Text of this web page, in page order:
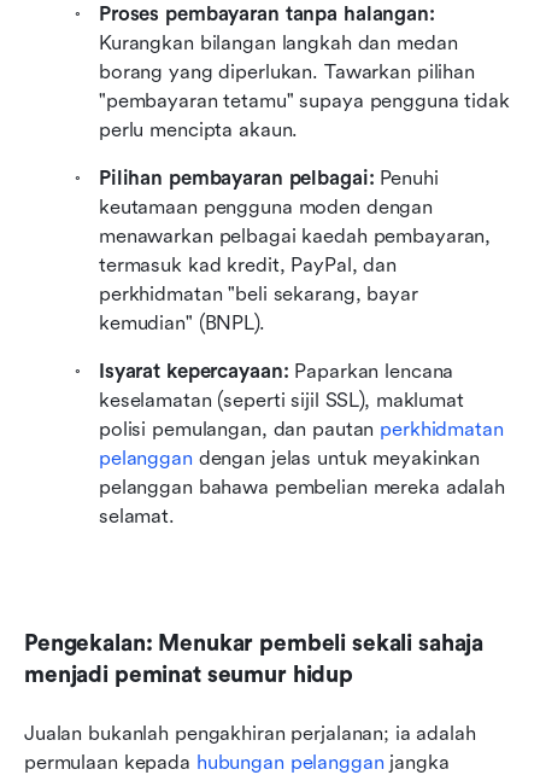
Proses pembayaran tanpa halangan:
Kurangkan bilangan langkah dan medan
borang yang diperlukan. Tawarkan pilihan
"pembayaran tetamu" supaya pengguna tidak
perlu mencipta akaun.
Pilihan pembayaran pelbagai: Penuhi
keutamaan pengguna moden dengan
menawarkan pelbagai kaedah pembayaran,
termasuk kad kredit, PayPal, dan
perkhidmatan "beli sekarang, bayar
kemudian" (BNPL).
Isyarat kepercayaan: Paparkan lencana
keselamatan (seperti sijil SSL), maklumat
polisi pemulangan, dan pautan perkhidmatan
pelanggan dengan jelas untuk meyakinkan
pelanggan bahawa pembelian mereka adalah
selamat.
Pengekalan: Menukar pembeli sekali sahaja
menjadi peminat seumur hidup
Jualan bukanlah pengakhiran perjalanan; ia adalah
permulaan kepada hubungan pelanggan jangka